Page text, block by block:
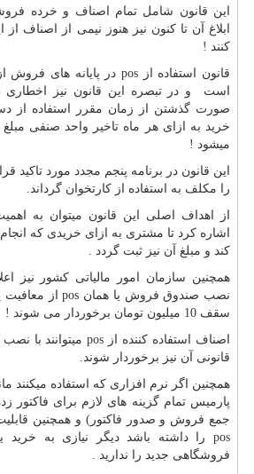
این قانون شامل تمام اصناف و خرده
ابلاغ آن تا کنون نیز هنوز نیمی از اصناف
کنند !
قانون استفاده از pos
است و در تبصره این قانون نیز
صورت گذشتن از زمان مقرر استفاده از
خرید به ازای هر ماه تاخیر واحد صنفی
میشود !
این قانون در برنامه پنجم مجدد مورد تاکید
را مکلف به استفاده از کارتخوان گرداند.
از اهداف اصلی این قانون میتوان به
اشاره کرد تا مشتری به ازای خریدی که
کند و مبلغ آن نیز ثبت گردد .
همچنین سازمان امور مالیاتی کشور نیز
نصب صندوق فروش یا همان posاز معافیت
سقف 10 میلیون تومان برخوردار می شوند !
اصناف استفاده کننده از posمیتوانند با
قانونی آن نیز برخوردار شوند.
همچنین اگر نرم افزاری که استفاده میکنند
پارمیس تمام گزینه های لازم برای فاکتور
جمع فروش و صدور فاکتور) و همچنین
pos را داشته باشد دیگر نیازی به
فروشگاهی جدید را ندارید .